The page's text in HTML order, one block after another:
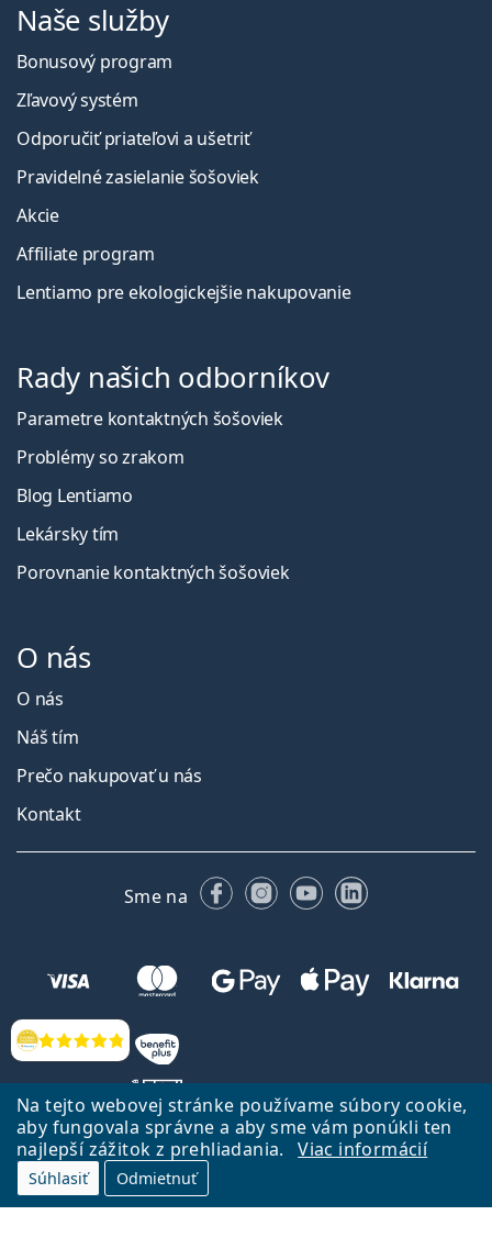
Na tejto webovej stránke používame súbory cookie,
aby fungovala správne a aby sme vám ponúkli ten
najlepší zážitok z prehliadania.
Viac informácií
Súhlasiť Odmietnuť
Hodnotenia
Naše služby
Bonusový program
Zľavový systém
Odporučiť priateľovi a ušetriť
Pravidelné zasielanie šošoviek
Akcie
Affiliate program
Lentiamo pre ekologickejšie nakupovanie
Rady našich odborníkov
Parametre kontaktných šošoviek
Problémy so zrakom
Blog Lentiamo
Lekársky tím
Porovnanie kontaktných šošoviek
O nás
O nás
Náš tím
Prečo nakupovať u nás
Kontakt
Sme na FacebookuInstagrame
YouTubeLinkedIn
Späť na Úvodnu stránku
Lentiamo.sk vlastní a prevádzkuje spoločnosť Lentiamo s.r.o., Česká